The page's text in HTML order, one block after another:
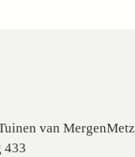
van MergenMetz
433